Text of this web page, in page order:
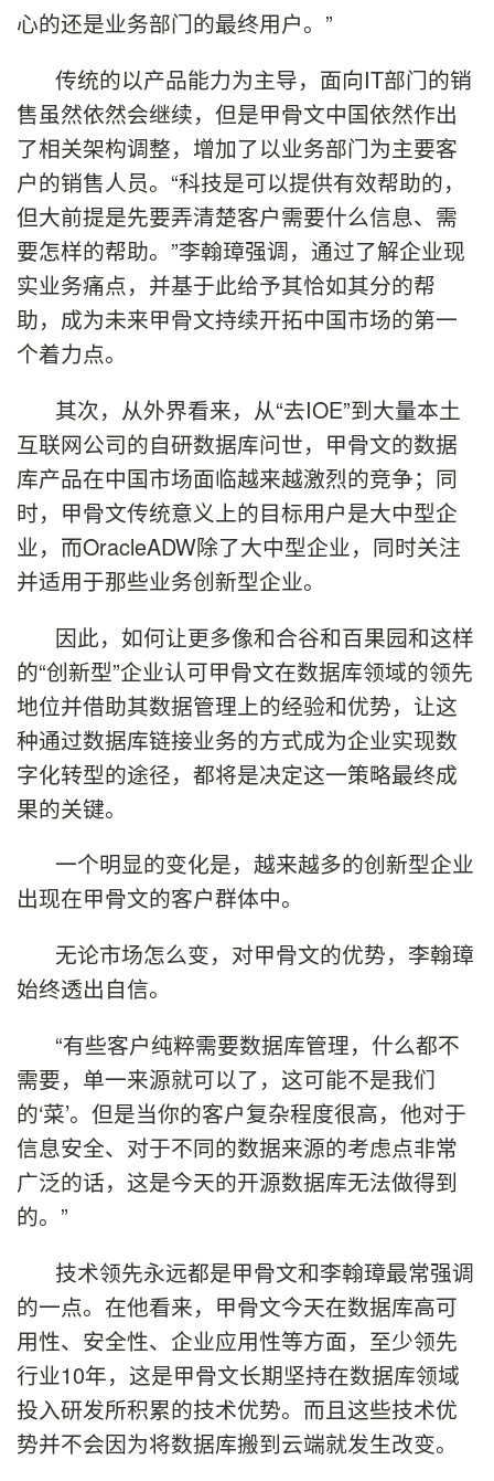
心的还是业务部门的最终用户。”
传统的以产品能力为主导，面向IT部门的销
售虽然依然会继续，但是甲骨文中国依然作出
了相关架构调整，增加了以业务部门为主要客
户的销售人员。“科技是可以提供有效帮助的，
但大前提是先要弄清楚客户需要什么信息、需
要怎样的帮助。”李翰璋强调，通过了解企业现
实业务痛点，并基于此给予其恰如其分的帮
助，成为未来甲骨文持续开拓中国市场的第一
个着力点。
其次，从外界看来，从“去IOE”到大量本土
互联网公司的自研数据库问世，甲骨文的数据
库产品在中国市场面临越来越激烈的竞争；同
时，甲骨文传统意义上的目标用户是大中型企
业，而OracleADW除了大中型企业，同时关注
并适用于那些业务创新型企业。
因此，如何让更多像和合谷和百果园和这样
的“创新型”企业认可甲骨文在数据库领域的领先
地位并借助其数据管理上的经验和优势，让这
种通过数据库链接业务的方式成为企业实现数
字化转型的途径，都将是决定这一策略最终成
果的关键。
一个明显的变化是，越来越多的创新型企业
出现在甲骨文的客户群体中。
无论市场怎么变，对甲骨文的优势，李翰璋
始终透出自信。
“有些客户纯粹需要数据库管理，什么都不
需要，单一来源就可以了，这可能不是我们
的‘菜’。但是当你的客户复杂程度很高，他对于
信息安全、对于不同的数据来源的考虑点非常
广泛的话，这是今天的开源数据库无法做得到
的。”
技术领先永远都是甲骨文和李翰璋最常强调
的一点。在他看来，甲骨文今天在数据库高可
用性、安全性、企业应用性等方面，至少领先
行业10年，这是甲骨文长期坚持在数据库领域
投入研发所积累的技术优势。而且这些技术优
势并不会因为将数据库搬到云端就发生改变。